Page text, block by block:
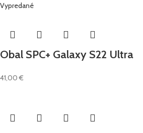
Vypredané
Obal SPC+ Galaxy S22 Ultra
41,00€